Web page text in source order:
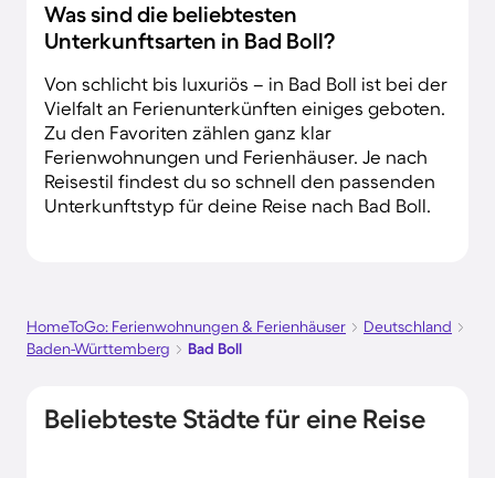
Was sind die beliebtesten
Unterkunftsarten in Bad Boll?
Von schlicht bis luxuriös – in Bad Boll ist bei der
Vielfalt an Ferienunterkünften einiges geboten.
Zu den Favoriten zählen ganz klar
Ferienwohnungen und Ferienhäuser. Je nach
Reisestil findest du so schnell den passenden
Unterkunftstyp für deine Reise nach Bad Boll.
HomeToGo: Ferienwohnungen & Ferienhäuser
Deutschland
Baden-Württemberg
Bad Boll
Beliebteste Städte für eine Reise